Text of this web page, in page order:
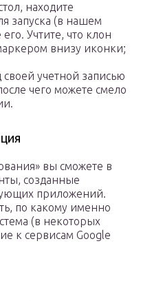
находите
запуска (в нашем
его. Учтите, что клон
внизу иконки;
своей учетной записью
чего можете смело
вы сможете в
созданные
приложений.
по какому именно
(в некоторых
к сервисам Google